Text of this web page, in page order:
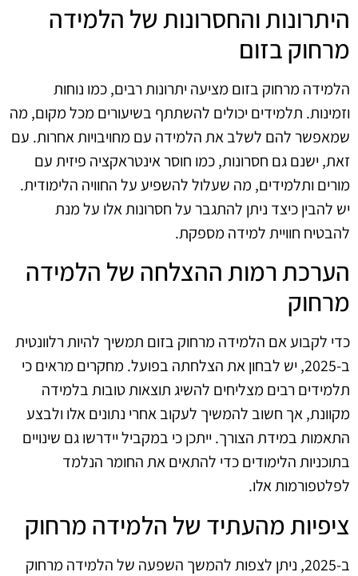
היתרונות והחסרונות של הלמידה
מרחוק בזום
הלמידה מרחוק בזום מציעה יתרונות רבים, כמו נוחות
וזמינות. תלמידים יכולים להשתתף בשיעורים מכל מקום, מה
שמאפשר להם לשלב את הלמידה עם מחויבויות אחרות. עם
זאת, ישנם גם חסרונות, כמו חוסר אינטראקציה פיזית עם
מורים ותלמידים, מה שעלול להשפיע על החוויה הלימודית.
יש להבין כיצד ניתן להתגבר על חסרונות אלו על מנת
להבטיח חוויית למידה מספקת.
הערכת רמות ההצלחה של הלמידה
מרחוק
כדי לקבוע אם הלמידה מרחוק בזום תמשיך להיות רלוונטית
ב-2025, יש לבחון את הצלחתה בפועל. מחקרים מראים כי
תלמידים רבים מצליחים להשיג תוצאות טובות בלמידה
מקוונת, אך חשוב להמשיך לעקוב אחרי נתונים אלו ולבצע
התאמות במידת הצורך. ייתכן כי במקביל יידרשו גם שינויים
בתוכניות הלימודים כדי להתאים את החומר הנלמד
לפלטפורמות אלו.
ציפיות מהעתיד של הלמידה מרחוק
ב-2025, ניתן לצפות להמשך השפעה של הלמידה מרחוק